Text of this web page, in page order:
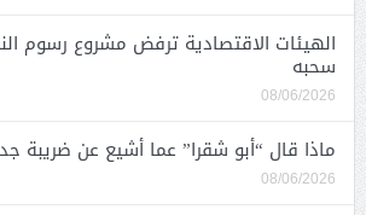
الهيئات الاقتصادية ترفض مشروع رسوم
سحبه
08/06/2026
ماذا قال “أبو شقرا” عما أشيع عن ضريبة
08/06/2026